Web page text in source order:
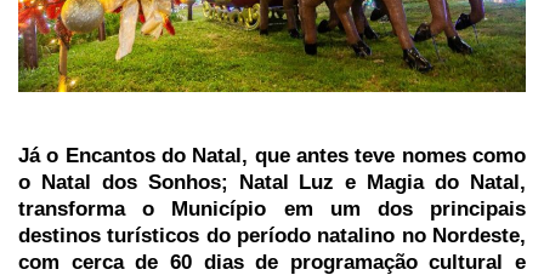
Já o Encantos do Natal, que antes teve nomes como
o Natal dos Sonhos; Natal Luz e Magia do Natal,
transforma o Município em um dos principais
destinos turísticos do período natalino no Nordeste,
com cerca de 60 dias de programação cultural e